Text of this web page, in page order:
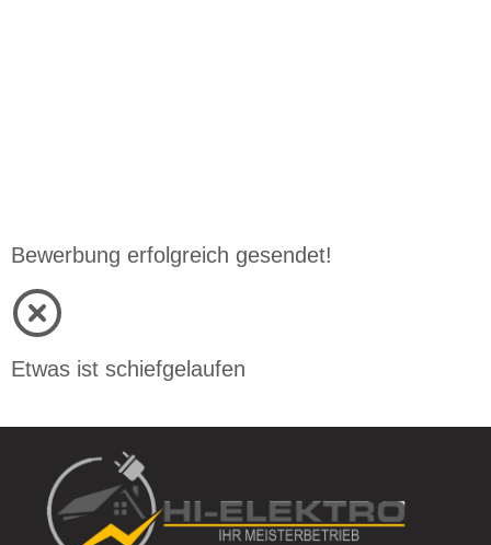
Bewerbung erfolgreich gesendet!
Etwas ist schiefgelaufen